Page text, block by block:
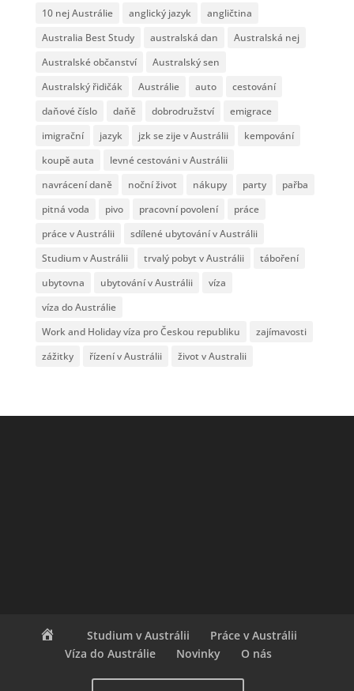
10 nej Austrálie anglický jazyk
angličtina
Australia Best Study
australská dan
Australská nej
Australské občanství
Australský sen
Australský řidičák
Austrálie auto
cestování
daňové číslo
daňě dobrodružství
emigrace
imigrační
jazyk jzk se zije v Austrálii
kempování
koupě auta
levné cestováni v Austrálii
navrácení daně
noční život nákupy party
pařba
pitná voda
pivo pracovní povolení
práce
práce v Austrálii
sdílené ubytování v Austrálii
Studium v Austrálii
trvalý pobyt v Austrálii
táboření
ubytovna
ubytování v Austrálii
víza
víza do Austrálie
Work and Holiday víza pro Českou republiku
zajímavosti
zážitky
řízení v Austrálii život v Australii
Studium v Austrálii
Práce v Austrálii
Víza do Austrálie
Novinky O nás